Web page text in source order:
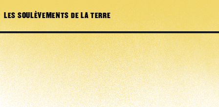
LES SOULÈVEMENTS DE LA TERRE